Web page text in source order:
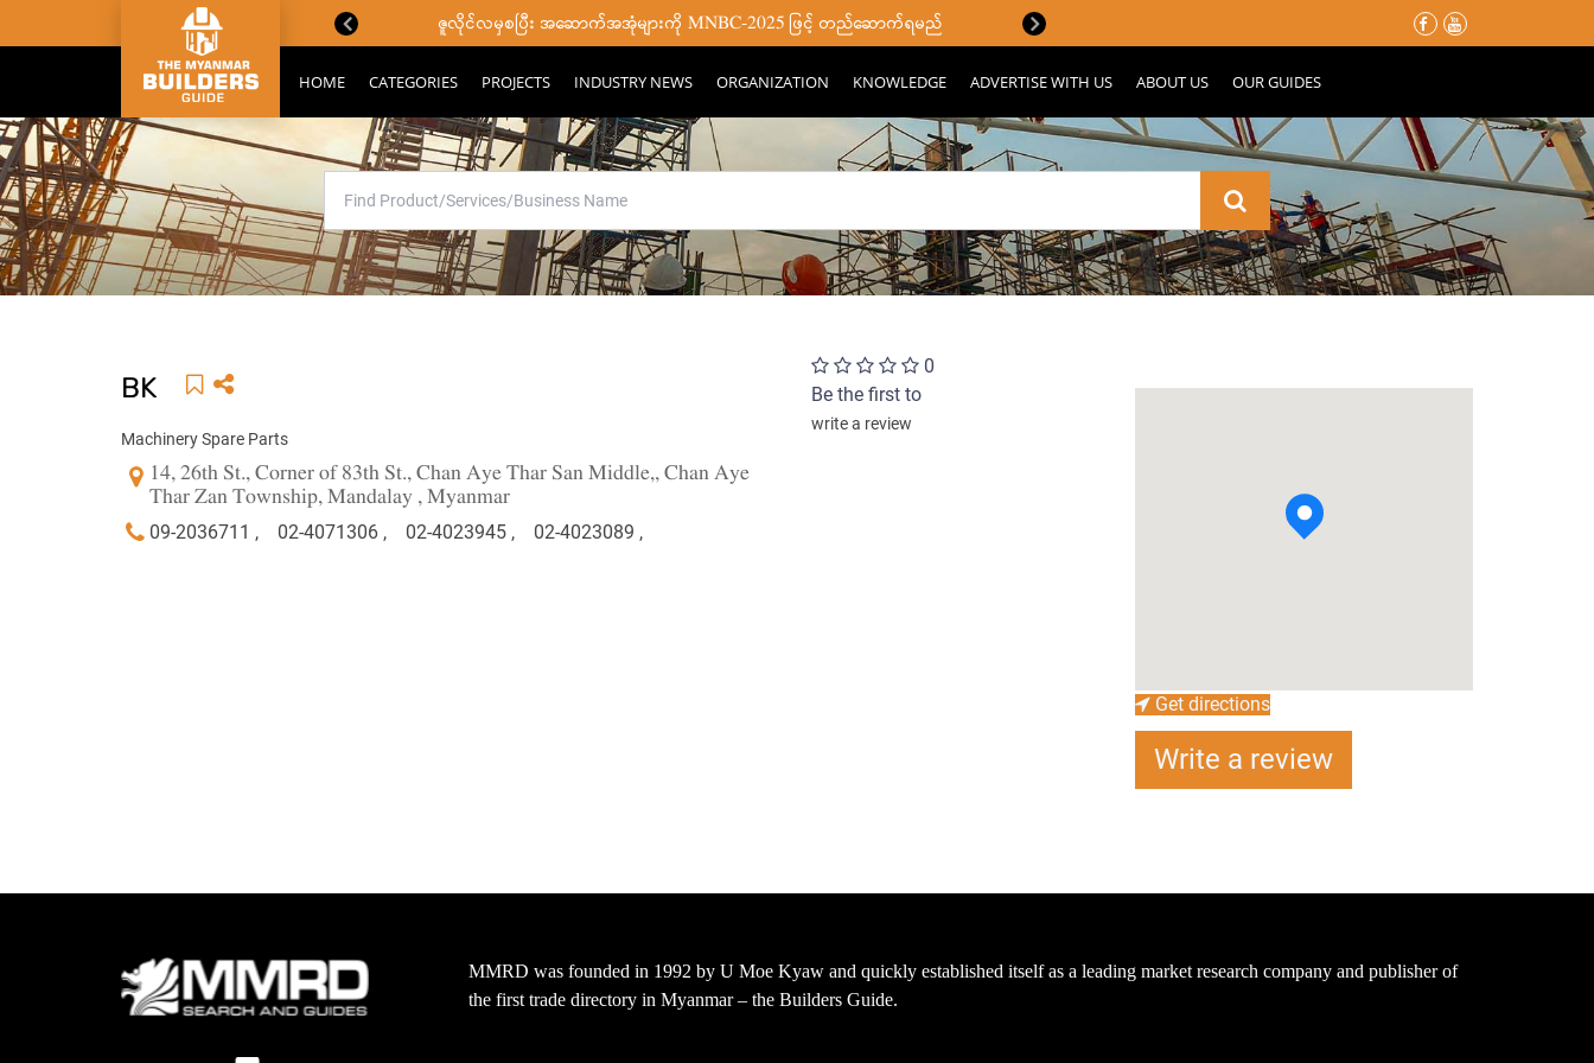
ဇူလိုင်လမှစပြီး အဆောက်အအုံများကို MNBC-2025 ဖြင့် တည်ဆောက်ရမည် မိုးတွင်းမှာ သင့်နေအိမ်လေး မပျက်စီးသွားဖို့ ပြင်ဆင်ထားသင့်တဲ့ အခ
HOME CATEGORIES PROJECTS INDUSTRY NEWS ORGANIZATION KNOWLEDGE ADVERTISE WITH US ABOUT US OUR GUIDES
BK
Machinery Spare Parts
14, 26th St., Corner of 83th St., Chan Aye Thar San Middle,, Chan Aye
Thar Zan Township, Mandalay , Myanmar
09-2036711 , 02-4071306 , 02-4023945 , 02-4023089 ,
0
Be the first to
write a review
Get directions
Write a review
MMRD was founded in 1992 by U Moe Kyaw and quickly established itself as a leading market research company and publisher of
the first trade directory in Myanmar – the Builders Guide.